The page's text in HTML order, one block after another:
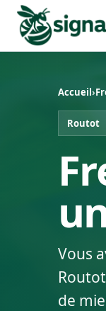
Accueil›
Routot
Vous
de